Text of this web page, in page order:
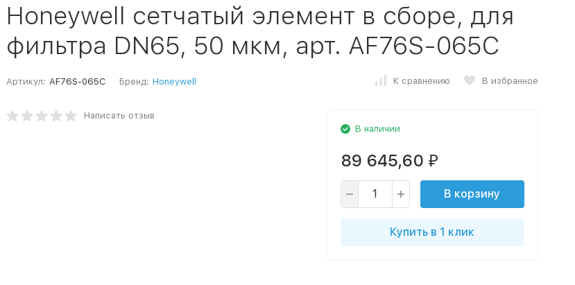
Honeywell сетчатый элемент в сборе, для
фильтра DN65, 50 мкм, арт. AF76S-065C
Артикул: AF76S-065C Бренд: Honeywell К сравнению В избранное
Написать отзыв
В наличии
89 645,60 ₽
В корзину
Купить в 1 клик